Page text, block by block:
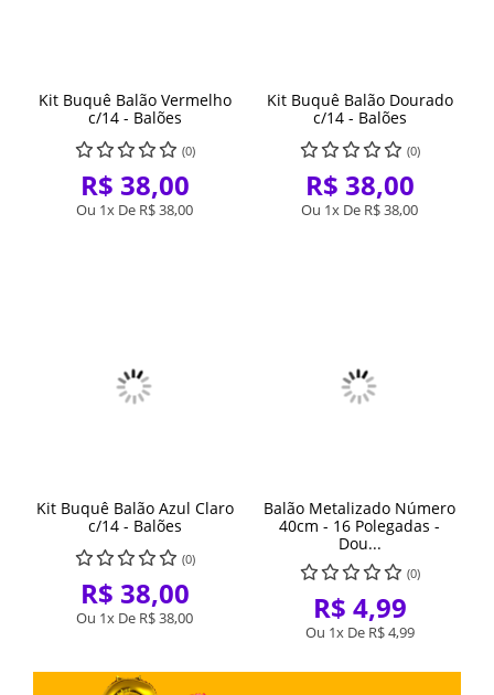
Kit Buquê Balão Vermelho
c/14 - Balões
(0)
R$ 38,00
Ou 1x De R$ 38,00
Kit Buquê Balão Dourado
c/14 - Balões
(0)
R$ 38,00
Ou 1x De R$ 38,00
Kit Buquê Balão Azul Claro
c/14 - Balões
(0)
R$ 38,00
Ou 1x De R$ 38,00
Balão Metalizado Número
40cm - 16 Polegadas -
Dou...
(0)
R$ 4,99
Ou 1x De R$ 4,99